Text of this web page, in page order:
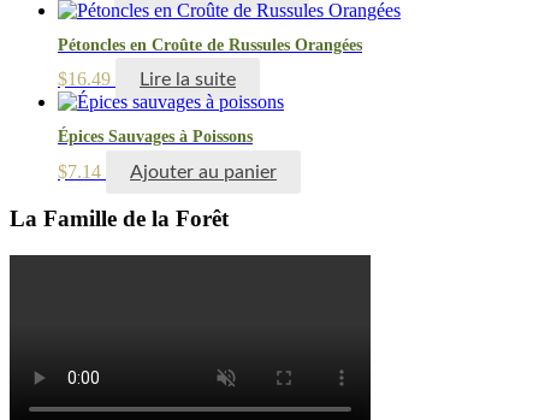
Pétoncles en Croûte de Russules Orangées
$16.49 Lire la suite
Épices Sauvages à Poissons
$7.14 Ajouter au panier
La Famille de la Forêt